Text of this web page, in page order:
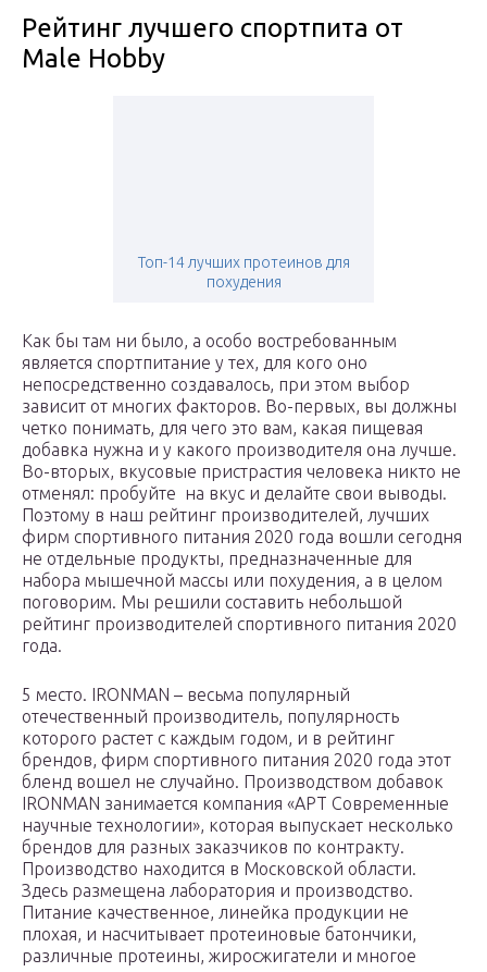
Рейтинг лучшего спортпита от
Male Hobby
Топ-14 лучших протеинов для
похудения
Как бы там ни было, а особо востребованным
является спортпитание у тех, для кого оно
непосредственно создавалось, при этом выбор
зависит от многих факторов. Во-первых, вы должны
четко понимать, для чего это вам, какая пищевая
добавка нужна и у какого производителя она лучше.
Во-вторых, вкусовые пристрастия человека никто не
отменял: пробуйте на вкус и делайте свои выводы.
Поэтому в наш рейтинг производителей, лучших
фирм спортивного питания 2020 года вошли сегодня
не отдельные продукты, предназначенные для
набора мышечной массы или похудения, а в целом
поговорим. Мы решили составить небольшой
рейтинг производителей спортивного питания 2020
года.
5 место. IRONMAN – весьма популярный
отечественный производитель, популярность
которого растет с каждым годом, и в рейтинг
брендов, фирм спортивного питания 2020 года этот
бленд вошел не случайно. Производством добавок
IRONMAN занимается компания «АРТ Современные
научные технологии», которая выпускает несколько
брендов для разных заказчиков по контракту.
Производство находится в Московской области.
Здесь размещена лаборатория и производство.
Питание качественное, линейка продукции не
плохая, и насчитывает протеиновые батончики,
различные протеины, жиросжигатели и многое